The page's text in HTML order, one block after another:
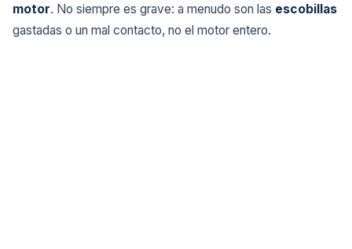
motor. No siempre es grave: a menudo son las escobillas
gastadas o un mal contacto, no el motor entero.